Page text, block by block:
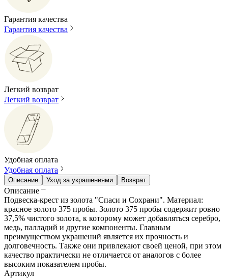
Гарантия качества
Гарантия качества
Легкий возврат
Легкий возврат
Удобная оплата
Удобная оплата
Описание Уход за украшениями Возврат
Описание
Подвеска-крест из золота "Спаси и Сохрани". Материал:
красное золото 375 пробы. Золото 375 пробы содержит ровно
37,5% чистого золота, к которому может добавляться серебро,
медь, палладий и другие компоненты. Главным
преимуществом украшений является их прочность и
долговечность. Также они привлекают своей ценой, при этом
качество практически не отличается от аналогов с более
высоким показателем пробы.
Артикул